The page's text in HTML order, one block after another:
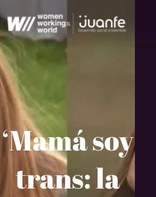
al
contenido
‘Mamá soy
trans: la